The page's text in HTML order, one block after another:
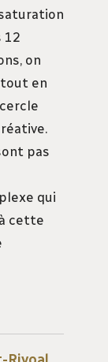
12
on
en
pas
qui
cette